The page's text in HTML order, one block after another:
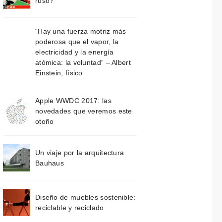
“Hay una fuerza motriz más
poderosa que el vapor, la
electricidad y la energía
atómica: la voluntad” – Albert
Einstein, físico
Apple WWDC 2017: las
novedades que veremos este
otoño
Un viaje por la arquitectura
Bauhaus
Diseño de muebles sostenible:
reciclable y reciclado